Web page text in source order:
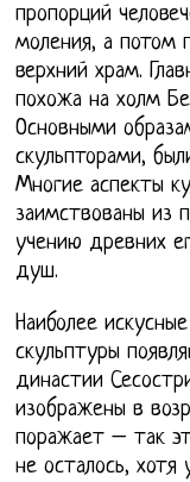
пропорций
моления, а потом
верхний храм.
похожа на холм
Основными
скульпторами,
Многие аспекты
заимствованы из
учению древних
душ.
Наиболее
скульптуры
династии
изображены в
поражает – так
не осталось,